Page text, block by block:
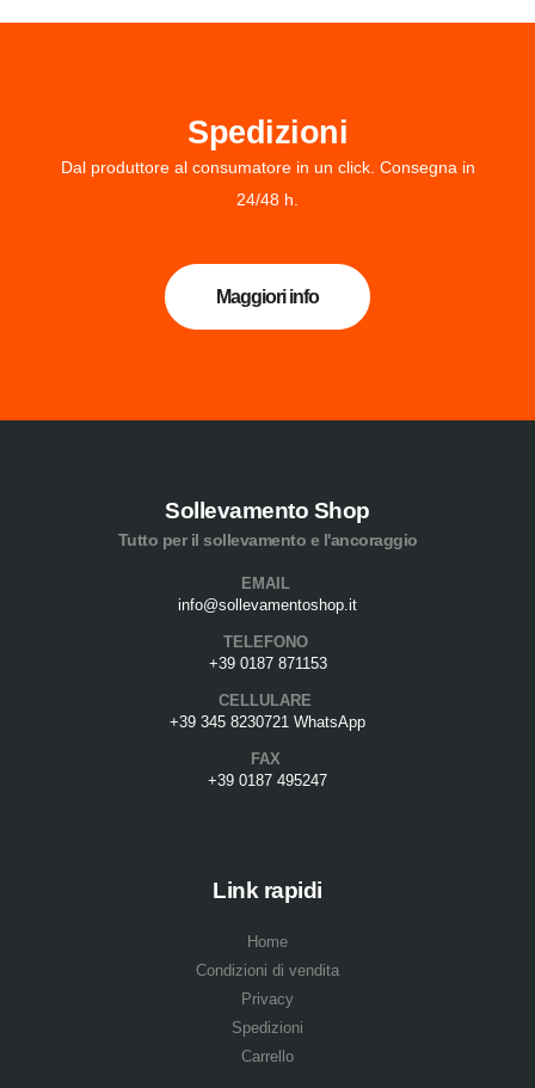
Spedizioni
Dal produttore al consumatore in un click. Consegna in
24/48 h.
Maggiori info
Sollevamento Shop
Tutto per il sollevamento e l'ancoraggio
EMAIL
info@sollevamentoshop.it
TELEFONO
+39 0187 871153
CELLULARE
+39 345 8230721 WhatsApp
FAX
+39 0187 495247
Link rapidi
Home
Condizioni di vendita
Privacy
Spedizioni
Carrello